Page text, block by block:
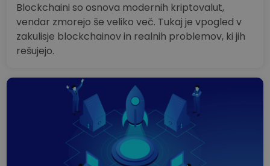
Blockchaini so osnova modernih kriptovalut,
vendar zmorejo še veliko več. Tukaj je vpogled v
zakulisje blockchainov in realnih problemov, ki jih
rešujejo.